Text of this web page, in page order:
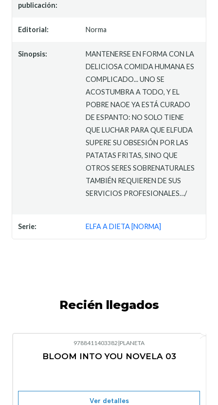
publicación:
Editorial: Norma
Sinopsis:
MANTENERSE EN FORMA CON LA
DELICIOSA COMIDA HUMANA ES
COMPLICADO... UNO SE
ACOSTUMBRA A TODO, Y EL
POBRE NAOE YA ESTÁ CURADO
DE ESPANTO: NO SOLO TIENE
QUE LUCHAR PARA QUE ELFUDA
SUPERE SU OBSESIÓN POR LAS
PATATAS FRITAS, SINO QUE
OTROS SERES SOBRENATURALES
TAMBIÉN REQUIEREN DE SUS
SERVICIOS PROFESIONALES…/
Serie: ELFA A DIETA [NORMA]
Recién llegados
Nuevo
9788411403382 |PLANETA
BLOOM INTO YOU NOVELA 03
Ver detalles